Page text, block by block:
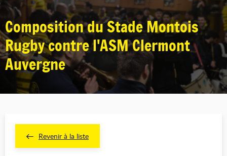
Composition du Stade Montois
Rugby contre l'ASM Clermont
Auvergne
Revenir à la liste